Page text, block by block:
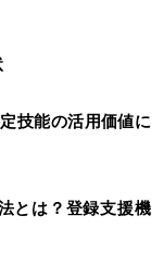
技能の活用価値に
とは？登録支援機